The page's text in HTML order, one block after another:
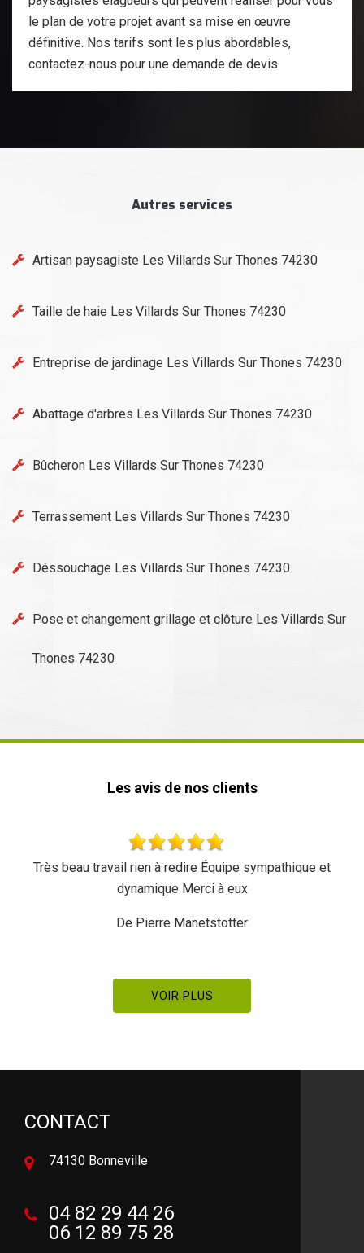
le plan de votre projet avant sa mise en œuvre
définitive. Nos tarifs sont les plus abordables,
contactez-nous pour une demande de devis.
Autres services
Artisan paysagiste Les Villards Sur Thones 74230
Taille de haie Les Villards Sur Thones 74230
Entreprise de jardinage Les Villards Sur Thones 74230
Abattage d'arbres Les Villards Sur Thones 74230
Bûcheron Les Villards Sur Thones 74230
Terrassement Les Villards Sur Thones 74230
Déssouchage Les Villards Sur Thones 74230
Pose et changement grillage et clôture Les Villards Sur
Thones 74230
Les avis de nos clients
et
Très bon travail une équipe très sympa tarif
recommande
De Meal
VOIR PLUS
CONTACT
74130 Bonneville
04 82 29 44 26
06 12 89 75 28